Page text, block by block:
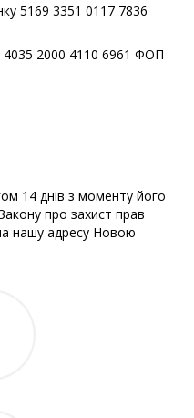
5169 3351 0117 7836
2000 4110 6961 ФОП
14 днів з моменту його
про захист прав
нашу адресу Новою